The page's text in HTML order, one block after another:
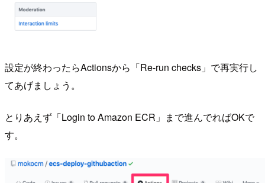
設定が終わったらActionsから「Re-run checks」で再実行し
てあげましょう。
とりあえず「Login to Amazon ECR」まで進んでればOKで
す。